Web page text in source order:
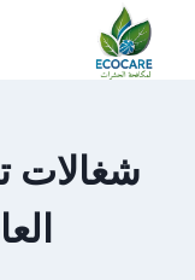
التجاوز
شغالات